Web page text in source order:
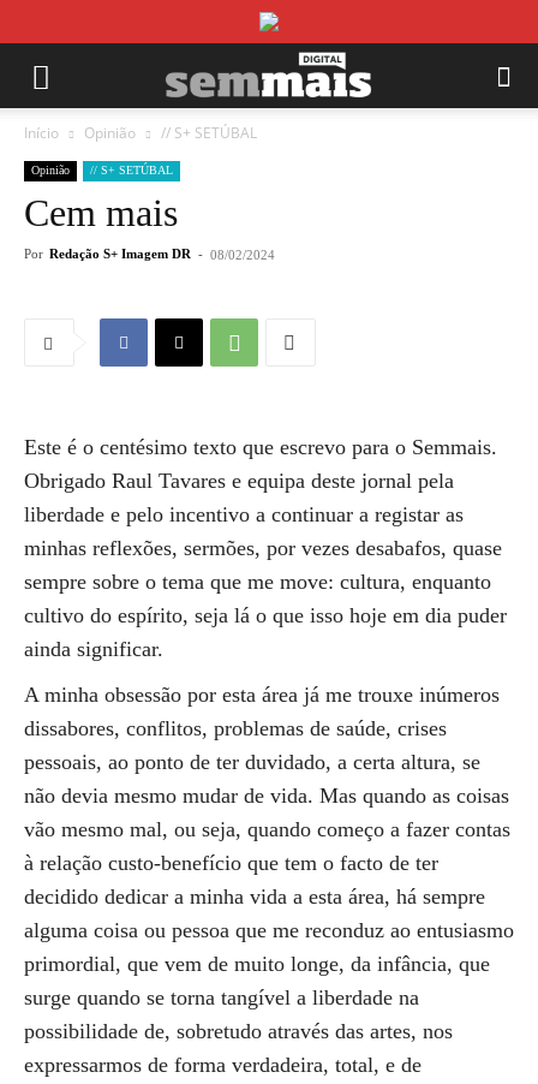
Início Opinião // S+ SETÚBAL
Opinião // S+ SETÚBAL
Cem mais
Por Redação S+ Imagem DR - 08/02/2024
Este é o centésimo texto que escrevo para o Semmais.
Obrigado Raul Tavares e equipa deste jornal pela
liberdade e pelo incentivo a continuar a registar as
minhas reflexões, sermões, por vezes desabafos, quase
sempre sobre o tema que me move: cultura, enquanto
cultivo do espírito, seja lá o que isso hoje em dia puder
ainda significar.
A minha obsessão por esta área já me trouxe inúmeros
dissabores, conflitos, problemas de saúde, crises
pessoais, ao ponto de ter duvidado, a certa altura, se
não devia mesmo mudar de vida. Mas quando as coisas
vão mesmo mal, ou seja, quando começo a fazer contas
à relação custo-benefício que tem o facto de ter
decidido dedicar a minha vida a esta área, há sempre
alguma coisa ou pessoa que me reconduz ao entusiasmo
primordial, que vem de muito longe, da infância, que
surge quando se torna tangível a liberdade na
possibilidade de, sobretudo através das artes, nos
expressarmos de forma verdadeira, total, e de